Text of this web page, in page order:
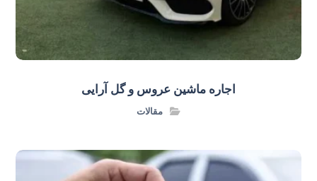
اجاره ماشین عروس و گل‌ آرایی
مقالات